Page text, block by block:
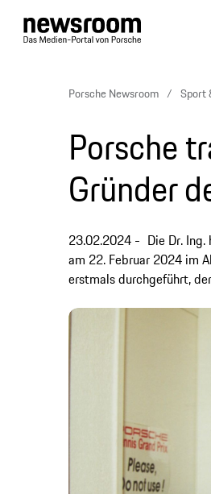
Porsche Newsroom Sport
Porsche
Gründer
23.02.2024
Die Dr.
am 22. Februar 2024 im
erstmals durchgeführt,